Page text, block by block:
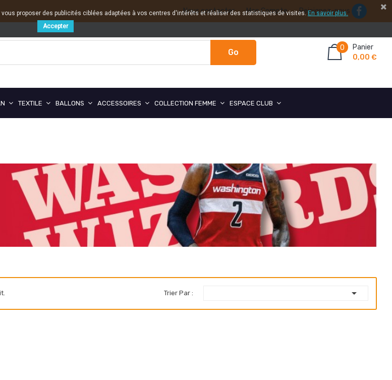
Nous contacter Mon Compte Rejoignez-nous
Panier
0
0,00 €
Go
TEXTILE BALLONS ACCESSOIRES COLLECTION FEMME ESPACE CLUB
Trier Par : 
proposer des publicités ciblées adaptées à vos centres d'intérêts et réaliser des statistiques de visites. En savoir plus.
Accepter